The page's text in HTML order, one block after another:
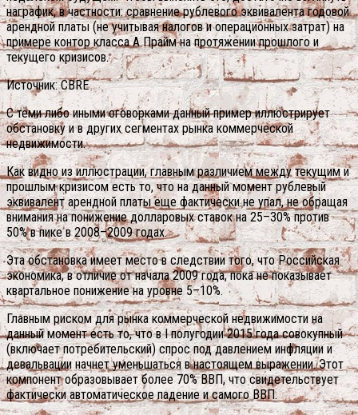
награфик, в частности: сравнение рублевого эквивалента годовой
арендной платы (не учитывая налогов и операционных затрат) на
примере контор класса А Прайм на протяжении прошлого и
текущего кризисов.
Источник: CBRE
С теми либо иными оговорками данный пример иллюстрирует
обстановку и в других сегментах рынка коммерческой
недвижимости.
Как видно из иллюстрации, главным различием между текущим и
прошлым кризисом есть то, что на данный момент рублевый
эквивалент арендной платы еще фактически не упал, не обращая
внимания на понижение долларовых ставок на 25–30% против
50% в пике в 2008–2009 годах.
Эта обстановка имеет место в следствии того, что Российская
экономика, в отличие от начала 2009 года, пока не показывает
квартальное понижение на уровне 5–10%.
Главным риском для рынка коммерческой недвижимости на
данный момент есть то, что в I полугодии 2015 года совокупный
(включает потребительский) спрос под давлением инфляции и
девальвации начнет уменьшаться в настоящем выражении. Этот
компонент образовывает более 70% ВВП, что свидетельствует
фактически автоматическое падение и самого ВВП.